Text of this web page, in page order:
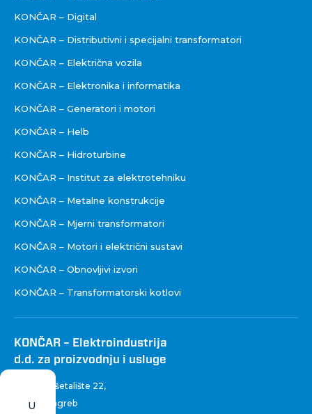
KONČAR – Digital
KONČAR – Distributivni i specijalni transformatori
KONČAR – Električna vozila
KONČAR – Elektronika i informatika
KONČAR – Generatori i motori
KONČAR – Helb
KONČAR – Hidroturbine
KONČAR – Institut za elektrotehniku
KONČAR – Metalne konstrukcije
KONČAR – Mjerni transformatori
KONČAR – Motori i električni sustavi
KONČAR – Obnovljivi izvori
KONČAR – Transformatorski kotlovi
KONČAR – Elektroindustrija
d.d. za proizvodnju i usluge
Fallerovo šetalište 22,
10 000 Zagreb
U